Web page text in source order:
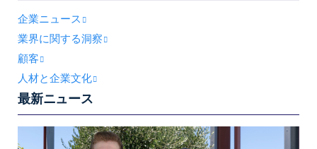
企業ニュース
業界に関する洞察
顧客
人材と企業文化
最新ニュース